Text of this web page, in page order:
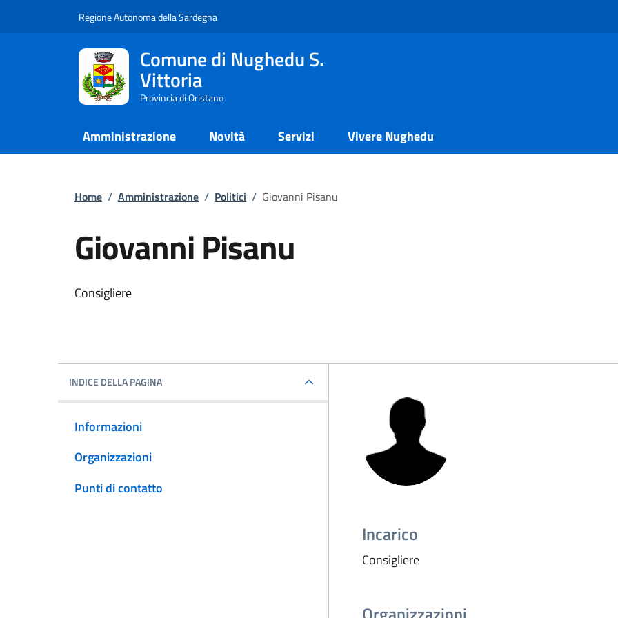
Regione Autonoma della Sardegna
Comune di Nughedu S.
Vittoria
Provincia di Oristano
Amministrazione Novità Servizi Vivere Nughedu
Home / Amministrazione / Politici / Giovanni Pisanu
Giovanni Pisanu
Consigliere
INDICE DELLA PAGINA
Informazioni
Organizzazioni
Punti di contatto
Incarico
Consigliere